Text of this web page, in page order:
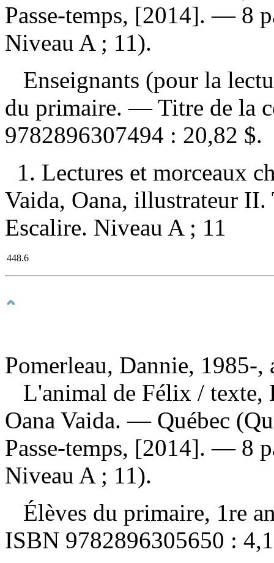
Passe-temps, [2014]. — 8
Niveau A ; 11).
Enseignants (pour la
du primaire. — Titre de la
9782896307494 : 20,82 $.
1. Lectures et morceaux
Vaida, Oana, illustrateur
Escalire. Niveau A ; 11
448.6
Pomerleau, Dannie, 1985-,
L'animal de Félix / texte,
Oana Vaida. — Québec
Passe-temps, [2014]. — 8
Niveau A ; 11).
Élèves du primaire, 1re
ISBN 9782896305650 :